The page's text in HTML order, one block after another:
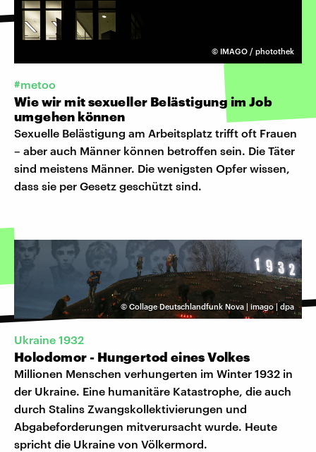
© IMAGO / photothek
#metoo
Wie wir mit sexueller Belästigung im Job
umgehen können
Sexuelle Belästigung am Arbeitsplatz trifft oft Frauen
– aber auch Männer können betroffen sein. Die Täter
sind meistens Männer. Die wenigsten Opfer wissen,
dass sie per Gesetz geschützt sind.
©Collage Deutschlandfunk Nova | imago | dpa
Ukraine 1932
Holodomor - Hungertod eines Volkes
Millionen Menschen verhungerten im Winter 1932 in
der Ukraine. Eine humanitäre Katastrophe, die auch
durch Stalins Zwangskollektivierungen und
Abgabeforderungen mitverursacht wurde. Heute
spricht die Ukraine von Völkermord.